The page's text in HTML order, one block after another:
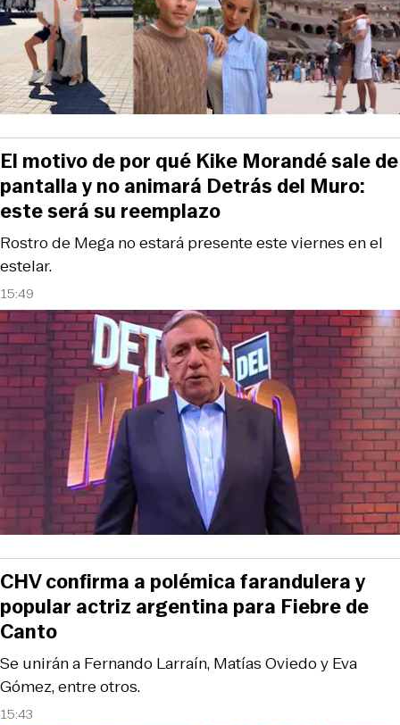
15:49
Rostro de Mega no estará presente este viernes en el
estelar.
El motivo de por qué Kike Morandé sale de
pantalla y no animará Detrás del Muro:
este será su reemplazo
15:43
Se unirán a Fernando Larraín, Matías Oviedo y Eva
Gómez, entre otros.
CHV confirma a polémica farandulera y
popular actriz argentina para Fiebre de
Canto